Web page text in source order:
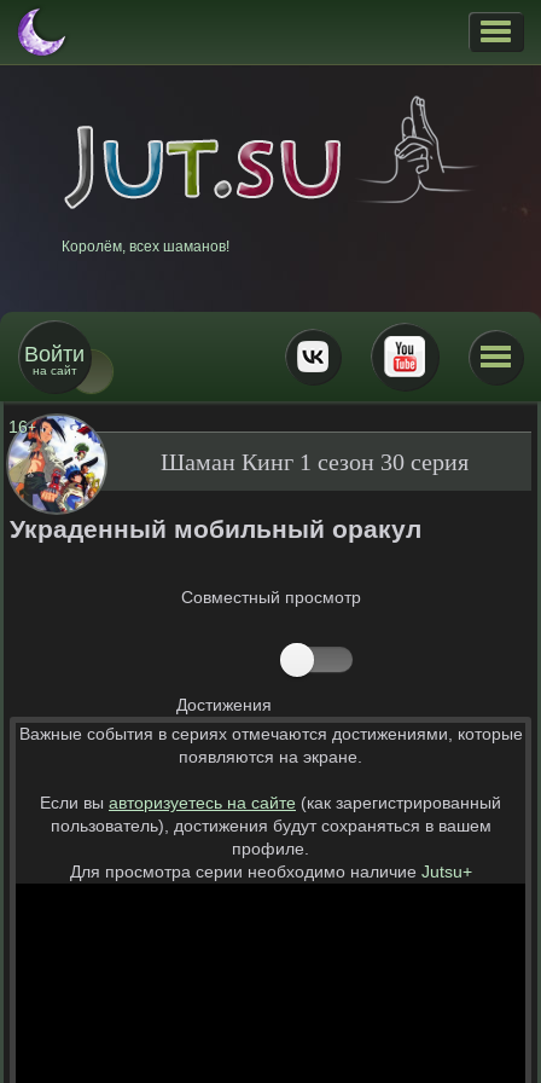
Королём, всех шаманов!
Войти
на сайт
16+
Шаман Кинг 1 сезон 30 серия
Украденный мобильный оракул
Совместный просмотр
Достижения
Важные события в сериях отмечаются достижениями, которые
появляются на экране.
Если вы авторизуетесь на сайте (как зарегистрированный
пользователь), достижения будут сохраняться в вашем
профиле.
Для просмотра серии необходимо наличие Jutsu+